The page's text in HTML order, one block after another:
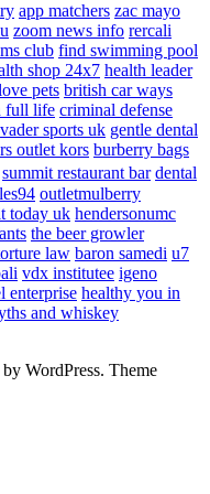
app matchers zac mayo
zoom news info rercali
club find swimming pool
shop 24x7 health leader
pets british car ways
full life criminal defense
vader sports uk gentle dental
outlet kors burberry bags
summit restaurant bar dental
outletmulberry
today uk hendersonumc
the beer growler
law baron samedi u7
vdx institutee igeno
enterprise healthy you in
and whiskey
WordPress. Theme